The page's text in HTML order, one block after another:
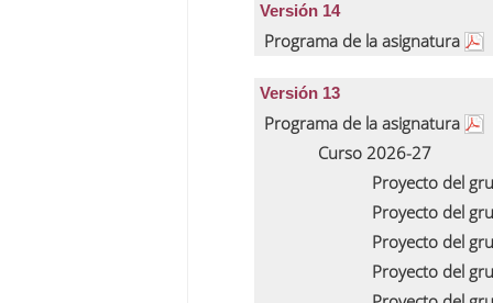
Versión 14
Programa de la asignatura
Versión 13
Programa de la asignatura
Curso 2026-27
Proyecto del
Proyecto del
Proyecto del
Proyecto del